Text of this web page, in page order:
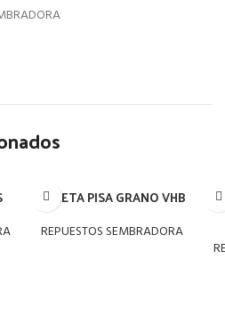
PALETA PISA GRANO VHB
REPUESTOS SEMBRADORA